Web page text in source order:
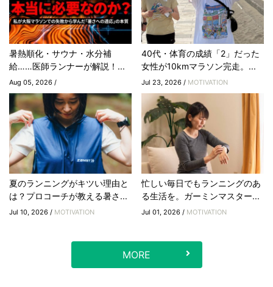
暑熱順化・サウナ・水分補
給……医師ランナーが解説！...
Aug 05, 2026 /
40代・体育の成績「2」だった
女性が10kmマラソン完走。...
Jul 23, 2026 / MOTIVATION
夏のランニングがキツい理由と
は？プロコーチが教える暑さ...
Jul 10, 2026 / MOTIVATION
忙しい毎日でもランニングのあ
る生活を。ガーミンマスター...
Jul 01, 2026 / MOTIVATION
MORE